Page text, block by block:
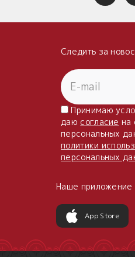
Следить за
Принимаю
даю согласие на
персональных
политики
персональных
Наше приложение
App Store